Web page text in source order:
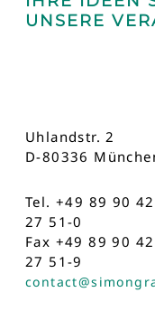
UNSERE
Uhlandstr. 2
D-80336
Tel. +49 89 90 42
27 51-0
Fax +49 89 90 42
27 51-9